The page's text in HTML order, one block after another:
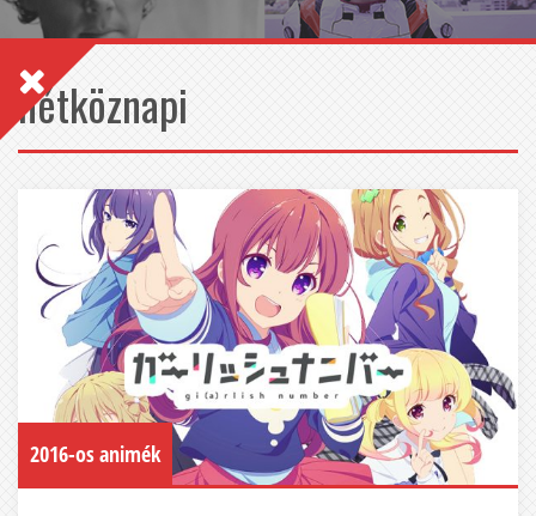
hétköznapi
2016-os animék